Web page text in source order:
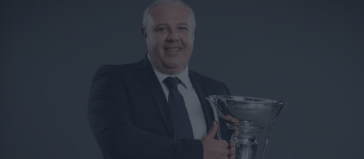
United Rugby Championship